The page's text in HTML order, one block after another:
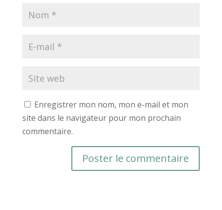
Enregistrer mon nom, mon e-mail et mon
site dans le navigateur pour mon prochain
commentaire.